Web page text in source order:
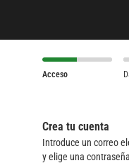
Acceso
Crea tu cuenta
Introduce un correo
y elige una